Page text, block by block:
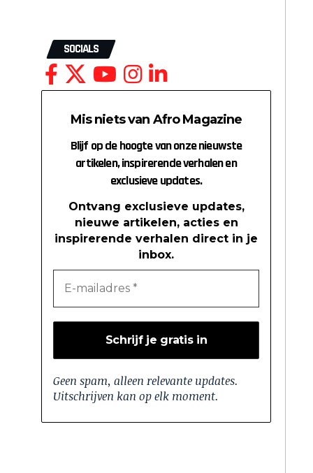
SOCIALS
Mis niets van Afro Magazine
Blijf op de hoogte van onze nieuwste
artikelen, inspirerende verhalen en
exclusieve updates.
Ontvang exclusieve updates,
nieuwe artikelen, acties en
inspirerende verhalen direct in je
inbox.
Geen spam, alleen relevante updates.
Uitschrijven kan op elk moment.